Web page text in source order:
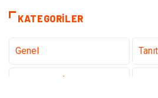
KATEGORILER
Genel